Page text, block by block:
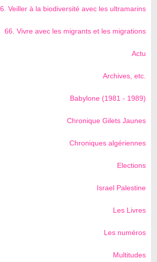
Veiller à la biodiversité avec les ultramarins
66. Vivre avec les migrants et les migrations
Actu
Archives, etc.
Babylone (1981 - 1989)
Chronique Gilets Jaunes
Chroniques algériennes
Elections
Israel Palestine
Les Livres
Les numéros
Multitudes